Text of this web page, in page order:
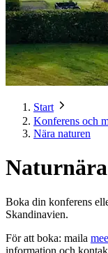
Start
Konferens och
Nära naturen
Boka din konferens
Skandinavien.
För att boka: maila
information och